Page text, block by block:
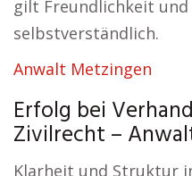
gilt Freundlichkeit
selbstverständlich.
Anwalt Metzingen
Erfolg bei
Zivilrecht –
Klarheit und Struktur